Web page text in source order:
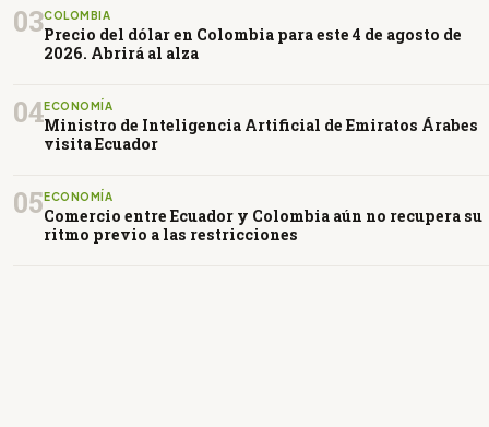
03COLOMBIA
Precio del dólar en Colombia para este 4 de agosto de
2026. Abrirá al alza
04ECONOMÍA
Ministro de Inteligencia Artificial de Emiratos Árabes
visita Ecuador
05ECONOMÍA
Comercio entre Ecuador y Colombia aún no recupera su
ritmo previo a las restricciones